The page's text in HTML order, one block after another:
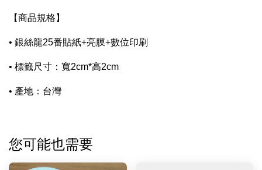
【商品規格】
• 銀絲龍25番貼紙+亮膜+數位印刷
• 標籤尺寸：寬2cm*高2cm
• 產地：台灣
您可能也需要